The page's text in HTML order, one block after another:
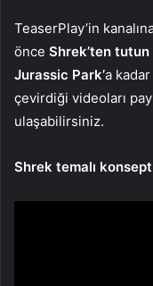
TeaserPlay’in
önce Shrek’ten tutun
Jurassic Park’a
çevirdiği videoları
ulaşabilirsiniz.
Shrek temalı